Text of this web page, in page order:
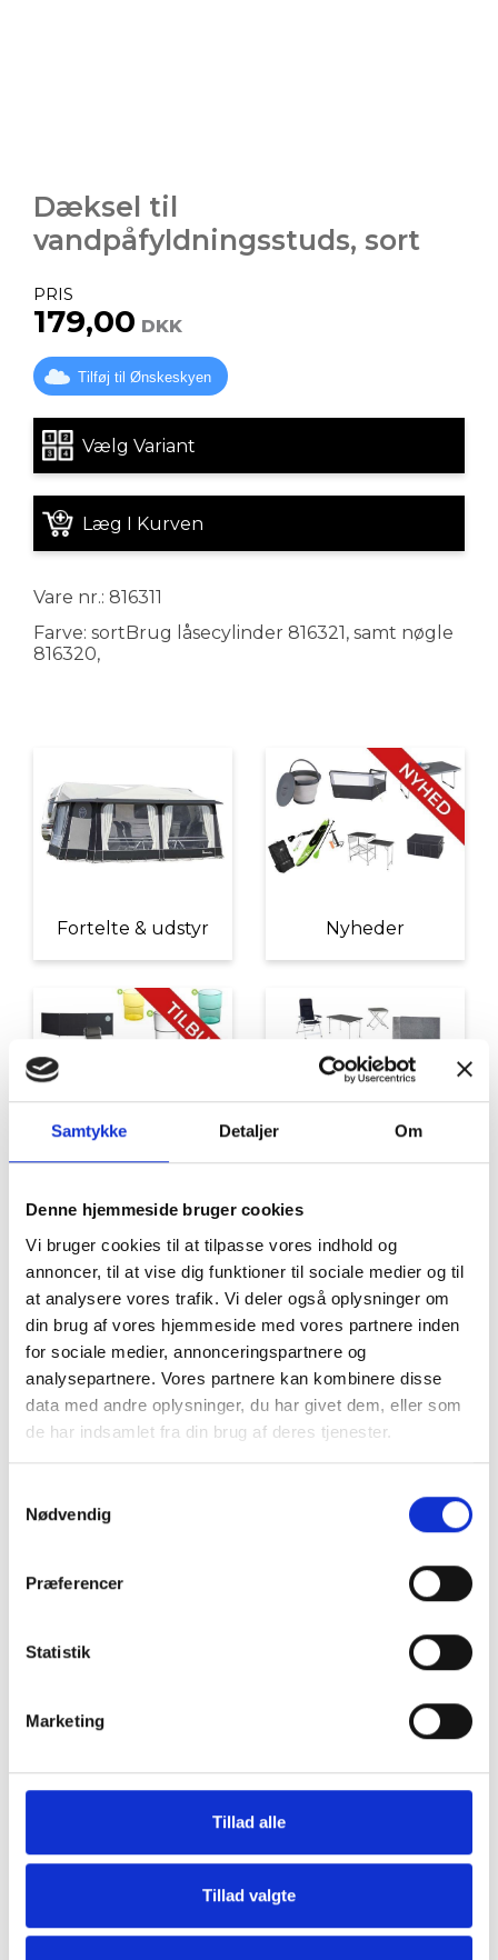
Samtykke Detaljer Om
Denne hjemmeside bruger cookies
Vi bruger cookies til at tilpasse vores indhold og
annoncer, til at vise dig funktioner til sociale medier og til
at analysere vores trafik. Vi deler også oplysninger om
din brug af vores hjemmeside med vores partnere inden
for sociale medier, annonceringspartnere og
analysepartnere. Vores partnere kan kombinere disse
data med andre oplysninger, du har givet dem, eller som
de har indsamlet fra din brug af deres tjenester.
Nødvendig
Præferencer
Statistik
Marketing
Tillad alle
Tillad valgte
Dæksel til
vandpåfyldningsstuds, sort
PRIS
179,00 DKK
Tilføj til Ønskeskyen
Vælg Variant
Læg I Kurven
Vare nr.: 816311
Farve: sortBrug låsecylinder 816321, samt nøgle
816320,
Fortelte & udstyr Nyheder
Tilbud Autocamper udstyr
Møbler Omnia
Grill og Tilbehør Indvendigt Udstyr
Udvendigt Udstyr